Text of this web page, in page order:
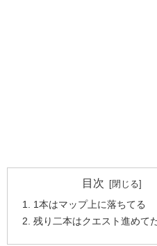
目次
1本はマップ上に落ちてる
残り二本はクエスト進めて